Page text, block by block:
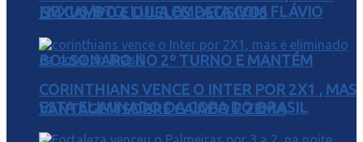
NEXUS/BTG: LULA EMPATA COM FLÁVIO
BOLSONARO NO 2º TURNO E MANTÉM
VANTAGEM SOBRE CAIADO E ZEMA
EM CAMPO E DUELOS DECISIVOS
CORINTHIANS VENCE O INTER POR 2X1 , MAS
ESTA ELIMINADO DA COPA DO BRASIL